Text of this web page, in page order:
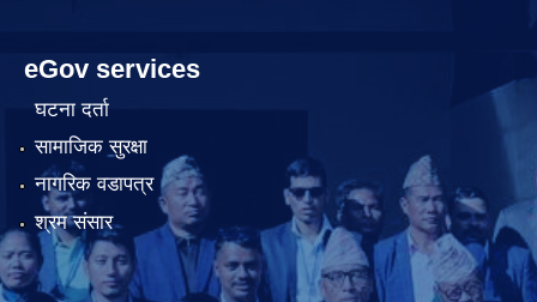
eGov services
घटना दर्ता
सामाजिक सुरक्षा
नागरिक वडापत्र
श्रम संसार